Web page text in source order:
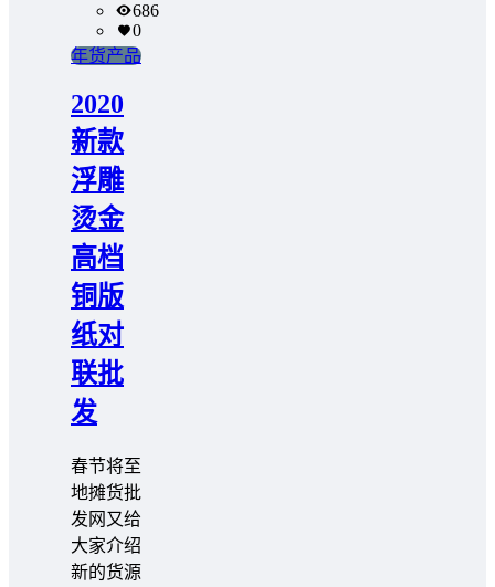
686
0
年货产品
2020
新款
浮雕
烫金
高档
铜版
纸对
联批
发
春节将至
地摊货批
发网又给
大家介绍
新的货源